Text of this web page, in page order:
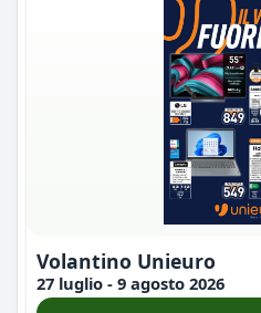
Volantino Unieuro
27 luglio - 9 agosto 2026